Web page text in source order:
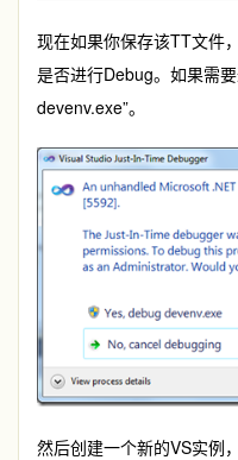
现在如果你保存该TT文件
是否进行Debug。如果需
devenv.exe”。
然后创建一个新的VS实例